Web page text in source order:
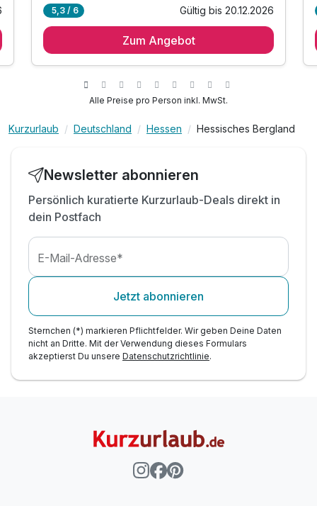
2 x reichhaltiges Frühstück vom Buffet
Kostenfreie Saunanutzung zum Relaxen u.
Durchatmen
MeineCard Plus für Ausflugsmöglichkeiten
5,3 / 6 Gültig bis 20.12.2026
Zum Angebot
Alle Preise pro Person inkl. MwSt.
Kurzurlaub Deutschland Hessen Hessisches Bergland
Newsletter abonnieren
Persönlich kuratierte Kurzurlaub-Deals direkt in
dein Postfach
E-Mail-Adresse*
Jetzt abonnieren
Sternchen (*) markieren Pflichtfelder. Wir geben Deine Daten
nicht an Dritte. Mit der Verwendung dieses Formulars
akzeptierst Du unsere Datenschutzrichtlinie.